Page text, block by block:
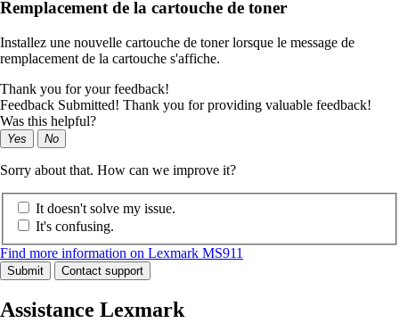
Remplacement de la cartouche de toner
Installez une nouvelle cartouche de toner lorsque le message de
remplacement de la cartouche s'affiche.
Thank you for your feedback!
Feedback Submitted! Thank you for providing valuable feedback!
Was this helpful?
Yes No
Sorry about that. How can we improve it?
It doesn't solve my issue.
It's confusing.
Find more information on Lexmark MS911
Submit Contact support
Assistance Lexmark